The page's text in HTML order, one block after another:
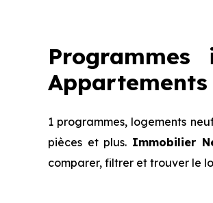
Appartements
1 programmes, logements
pièces et plus. Immobilier
comparer, filtrer et trouver le